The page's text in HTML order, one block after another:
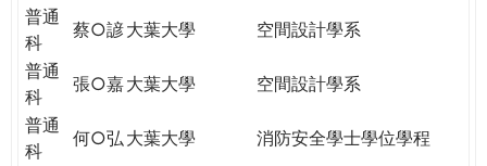
普通
科
蔡○諺大葉大學
空間設計學系
普通
科
張○嘉大葉大學
空間設計學系
普通
科
何○弘 大葉大學
消防安全學士學位學程